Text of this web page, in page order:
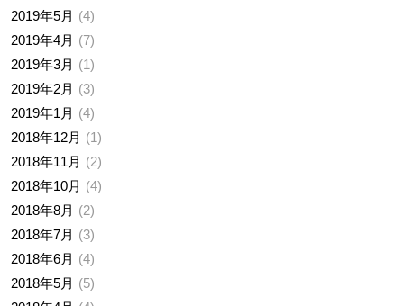
2019年5月
4
2019年4月
7
2019年3月
1
2019年2月
3
2019年1月
4
2018年12月
1
2018年11月
2
2018年10月
4
2018年8月
2
2018年7月
3
2018年6月
4
2018年5月
5